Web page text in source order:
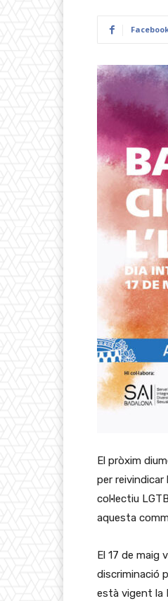
El pròxim
per
col·lectiu
aquesta
El 17 de maig
discriminació
està vigent la